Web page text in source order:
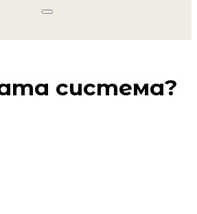
система?